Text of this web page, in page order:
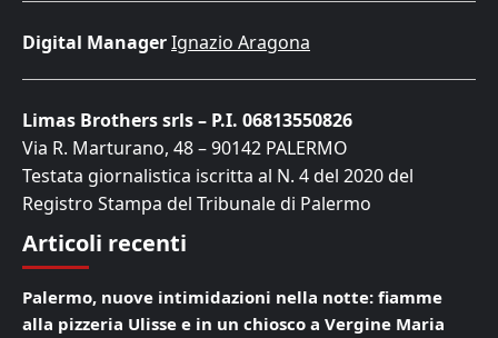
Digital ManagerIgnazio Aragona
Limas Brothers srls – P.I. 06813550826
Via R. Marturano, 48 – 90142 PALERMO
Testata giornalistica iscritta al N. 4 del 2020 del
Registro Stampa del Tribunale di Palermo
Articoli recenti
Palermo, nuove intimidazioni nella notte: fiamme
alla pizzeria Ulisse e in un chiosco a Vergine Maria